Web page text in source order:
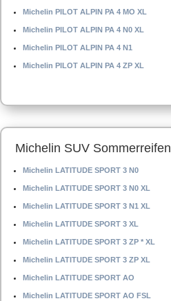
Michelin PILOT ALPIN PA 4 MO XL
Michelin PILOT ALPIN PA 4 N0 XL
Michelin PILOT ALPIN PA 4 N1
Michelin PILOT ALPIN PA 4 ZP XL
Michelin SUV Sommerreifen
Michelin LATITUDE SPORT 3 N0
Michelin LATITUDE SPORT 3 N0 XL
Michelin LATITUDE SPORT 3 N1 XL
Michelin LATITUDE SPORT 3 XL
Michelin LATITUDE SPORT 3 ZP * XL
Michelin LATITUDE SPORT 3 ZP XL
Michelin LATITUDE SPORT AO
Michelin LATITUDE SPORT AO FSL